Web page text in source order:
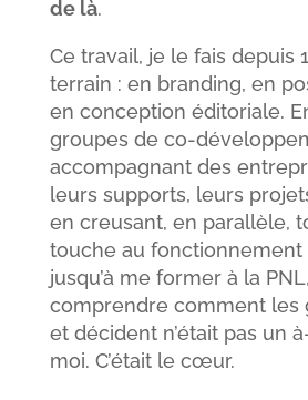
de là.
Ce travail, je le fais depuis
terrain : en branding, en
en conception éditoriale.
groupes de co-
accompagnant des
leurs supports, leurs
en creusant, en parallèle,
touche au
jusqu’à me former à la
comprendre comment les
et décident n’était pas un
moi. C’était le cœur.